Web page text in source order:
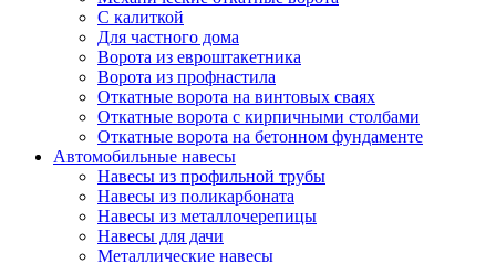
С калиткой
Для частного дома
Ворота из евроштакетника
Ворота из профнастила
Откатные ворота на винтовых сваях
Откатные ворота с кирпичными столбами
Откатные ворота на бетонном фундаменте
Автомобильные навесы
Навесы из профильной трубы
Навесы из поликарбоната
Навесы из металлочерепицы
Навесы для дачи
Металлические навесы